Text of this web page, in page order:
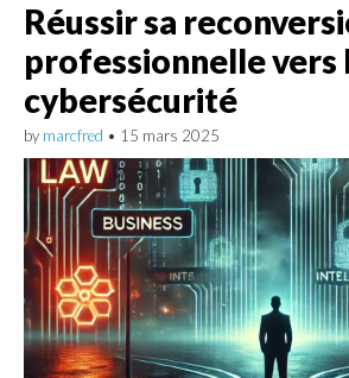
Réussir sa
professionnelle vers
cybersécurité
by marcfred • 15 mars 2025